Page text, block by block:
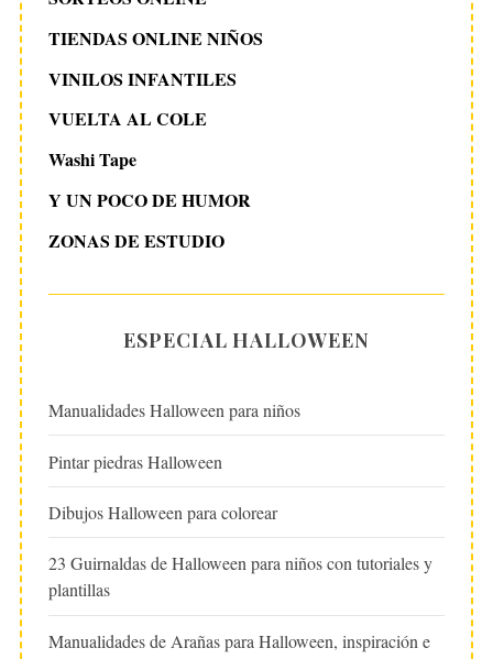
TIENDAS ONLINE NIÑOS
VINILOS INFANTILES
VUELTA AL COLE
Washi Tape
Y UN POCO DE HUMOR
ZONAS DE ESTUDIO
ESPECIAL HALLOWEEN
Manualidades Halloween para niños
Pintar piedras Halloween
Dibujos Halloween para colorear
23 Guirnaldas de Halloween para niños con tutoriales y
plantillas
Manualidades de Arañas para Halloween, inspiración e